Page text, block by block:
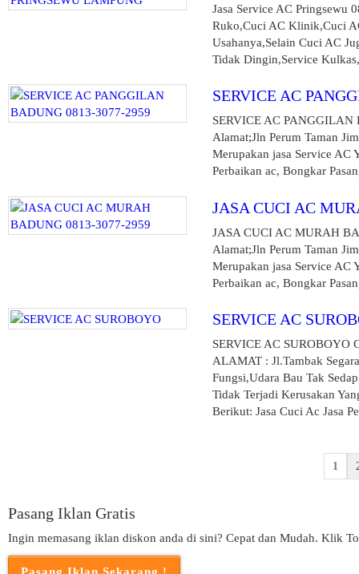
Jasa Service AC Pringsewu
Ruko,Cuci AC Klinik,Cuci
Usahanya,Selain Cuci AC
Tidak Dingin,Service
SERVICE AC
SERVICE AC
Alamat;Jln Perum Taman
Merupakan jasa Service AC
Perbaikan ac, Bongkar
JASA CUCI AC
JASA CUCI AC MURAH
Alamat;Jln Perum Taman
Merupakan jasa Service AC
Perbaikan ac, Bongkar
SERVICE AC
SERVICE AC
ALAMAT : Jl.Tambak
Fungsi,Udara Bau Tak
Tidak Terjadi Kerusakan
Berikut: Jasa Cuci Ac Jasa
1
Pasang Iklan Gratis
Ingin memasang iklan diskon anda di sini? Cepat dan Mudah. Klik